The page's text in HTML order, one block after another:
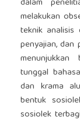
dalam
melakukan
teknik analisis
penyajian, dan
tunggal
dan krama
bentuk
sosiolek